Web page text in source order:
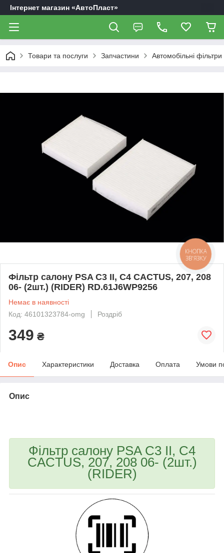
Інтернет магазин «АвтоПласт»
Товари та послуги Запчастини Автомобільні фільтри
Фільтр салону PSA C3 II, C4 CACTUS, 207, 208
06- (2шт.) (RIDER) RD.61J6WP9256
Немає в наявності
Код: 46101323784-omg
Роздріб
349 ₴
Опис Характеристики Доставка Оплата Умови
Опис
Фільтр салону PSA C3 II, C4
CACTUS, 207, 208 06- (2шт.)
(RIDER)
КНОПКА
ЗВ'ЯЗКУ